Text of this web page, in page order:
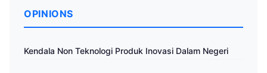
OPINIONS
Kendala Non Teknologi Produk Inovasi Dalam Negeri